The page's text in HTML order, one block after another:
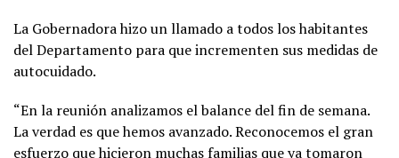
La Gobernadora hizo un llamado a todos los habitantes
del Departamento para que incrementen sus medidas de
autocuidado.
“En la reunión analizamos el balance del fin de semana.
La verdad es que hemos avanzado. Reconocemos el gran
esfuerzo que hicieron muchas familias que ya tomaron